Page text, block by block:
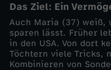
a
r
Das Ziel: Ein
Auch Maria (37) weiß,
sparen lässt. Früher
in den USA. Von dort
Töchtern viele Tricks,
Kombinieren von